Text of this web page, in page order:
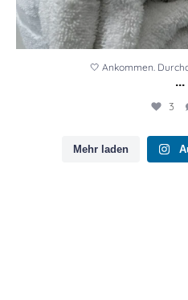
🤍 Ankommen.
...
3
Mehr laden